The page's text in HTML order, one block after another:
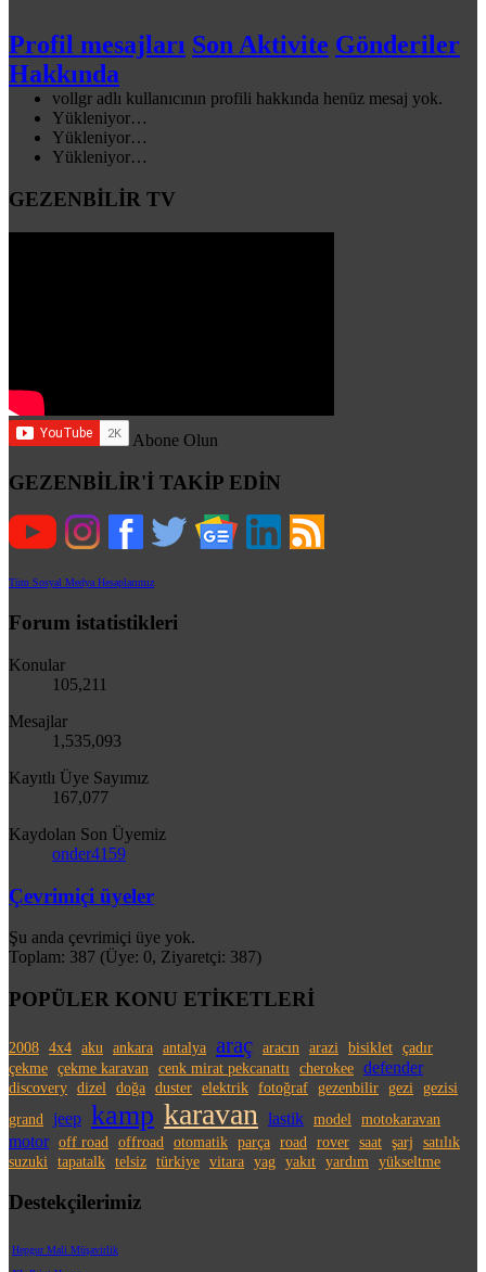
Profil mesajları Son Aktivite Gönderiler
Hakkında
vollgr adlı kullanıcının profili hakkında henüz mesaj yok.
Yükleniyor…
Yükleniyor…
Yükleniyor…
GEZENBİLİR TV
Abone Olun
GEZENBİLİR'İ TAKİP EDİN
Tüm Sosyal Medya Hesaplarımız
Forum istatistikleri
Konular
105,211
Mesajlar
1,535,093
Kayıtlı Üye Sayımız
167,077
Kaydolan Son Üyemiz
onder4159
Çevrimiçi üyeler
Şu anda çevrimiçi üye yok.
Toplam: 387 (Üye: 0, Ziyaretçi: 387)
POPÜLER KONU ETİKETLERİ
2008 4x4 aku ankara antalya araç aracın arazi bisiklet çadır
çekme çekme karavan cenk mirat pekcanattı cherokee defender
discovery dizel doğa duster elektrik fotoğraf gezenbilir gezi
gezisi
grand
jeep kamp karavan lastik model motokaravan
motor off road offroad otomatik parça road rover saat şarj
satılık
suzuki
tapatalk telsiz türkiye vitara yag yakıt yardım yükseltme
Destekçilerimiz
Hepgur Mali Müşavirlik